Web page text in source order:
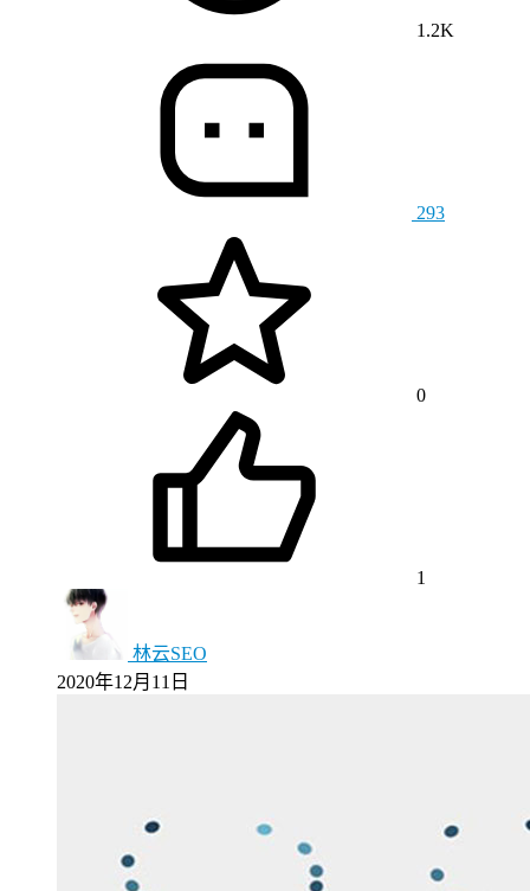
1.2K
293
0
1
林云SEO
2020年12月11日